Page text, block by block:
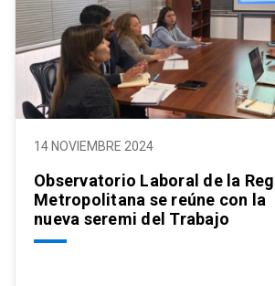
14 NOVIEMBRE 2024
Observatorio Laboral de la
Metropolitana se reúne con la
nueva seremi del Trabajo